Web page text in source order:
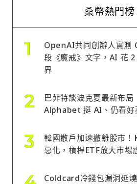
桑幣熱門榜
OpenAI共同創辦人實測
段《魔戒》文字，AI 花
界
巴菲特談波克夏最新布局
Alphabet 挺 AI、仍看好
韓國散戶加速撤離股市
惡化，槓桿ETF放大市場
Coldcard冷錢包漏洞延